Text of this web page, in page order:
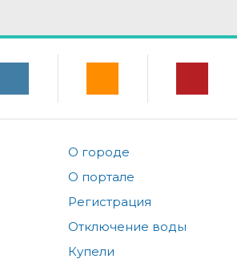
О городе
О портале
Регистрация
Отключение воды
Купели